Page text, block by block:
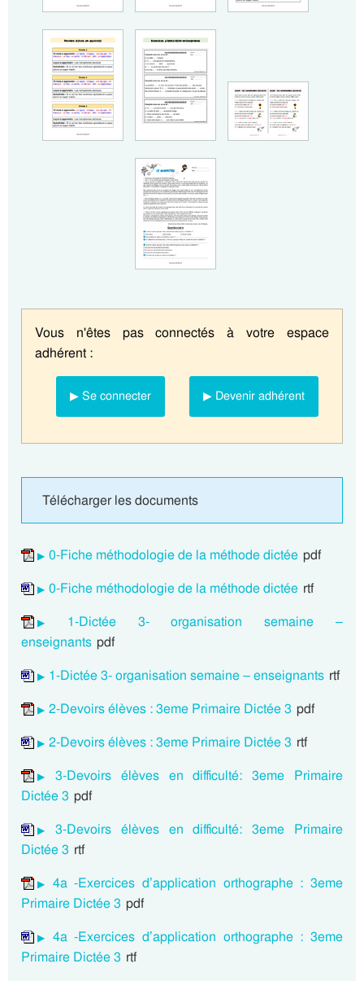
Vous n'êtes pas connectés à votre espace
adhérent :
▶ Se connecter ▶ Devenir adhérent
Télécharger les documents
0-Fiche méthodologie de la méthode dictée pdf
0-Fiche méthodologie de la méthode dictée rtf
1-Dictée 3- organisation semaine –
enseignants pdf
1-Dictée 3- organisation semaine – enseignants rtf
2-Devoirs élèves : 3eme Primaire Dictée 3 pdf
2-Devoirs élèves : 3eme Primaire Dictée 3 rtf
3-Devoirs élèves en difficulté: 3eme Primaire
Dictée 3 pdf
3-Devoirs élèves en difficulté: 3eme Primaire
Dictée 3 rtf
4a -Exercices d’application orthographe : 3eme
Primaire Dictée 3 pdf
4a -Exercices d’application orthographe : 3eme
Primaire Dictée 3 rtf